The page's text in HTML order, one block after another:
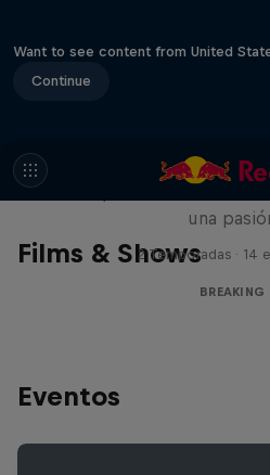
Want to see content from United
Continue
Films & Shows
Break'n
una
2 Temporadas · 14
BREAKING
Eventos